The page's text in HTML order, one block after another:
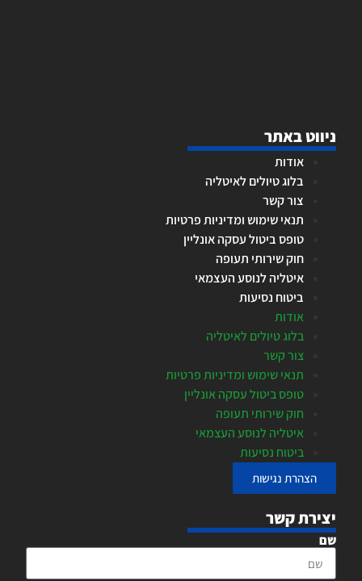
ניווט באתר
אודות
בלוג טיולים לאיטליה
צור קשר
תנאי שימוש ומדיניות פרטיות
טופס ביטול עסקה אונליין
חוק שירותי תעופה
איטליה לנוסע העצמאי
ביטוח נסיעות
אודות
בלוג טיולים לאיטליה
צור קשר
תנאי שימוש ומדיניות פרטיות
טופס ביטול עסקה אונליין
חוק שירותי תעופה
איטליה לנוסע העצמאי
ביטוח נסיעות
הצהרת נגישות
יצירת קשר
שם